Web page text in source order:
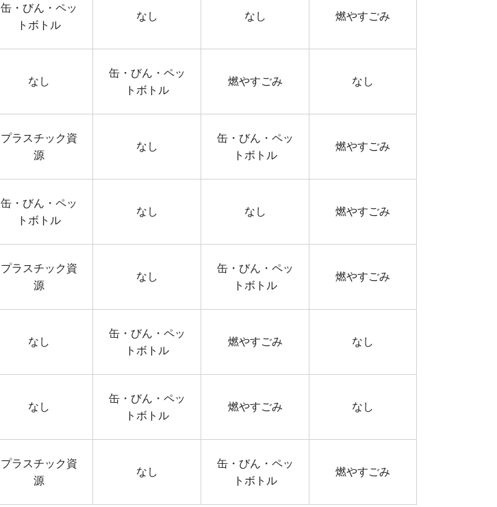
缶・びん・ペッ
トボトル
なし なし 燃やすごみ
なし
缶・びん・ペッ
トボトル
燃やすごみ なし
プラスチック資
源
なし
缶・びん・ペッ
トボトル
燃やすごみ
缶・びん・ペッ
トボトル
なし なし 燃やすごみ
プラスチック資
源
なし
缶・びん・ペッ
トボトル
燃やすごみ
なし
缶・びん・ペッ
トボトル
燃やすごみ なし
なし
缶・びん・ペッ
トボトル
燃やすごみ なし
プラスチック資
源
なし
缶・びん・ペッ
トボトル
燃やすごみ